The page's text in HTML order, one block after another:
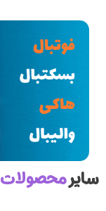
سایرمحصولات